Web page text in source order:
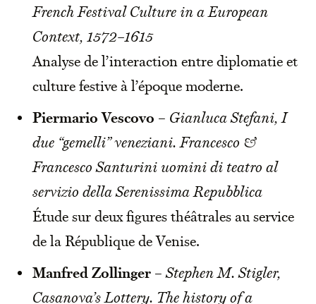
French Festival Culture in a European
Context, 1572–1615
Analyse de l’interaction entre diplomatie et
culture festive à l’époque moderne.
Piermario Vescovo – Gianluca Stefani, I
due “gemelli” veneziani. Francesco &
Francesco Santurini uomini di teatro al
servizio della Serenissima Repubblica
Étude sur deux figures théâtrales au service
de la République de Venise.
Manfred Zollinger –Stephen M. Stigler,
Casanova’s Lottery. The history of a